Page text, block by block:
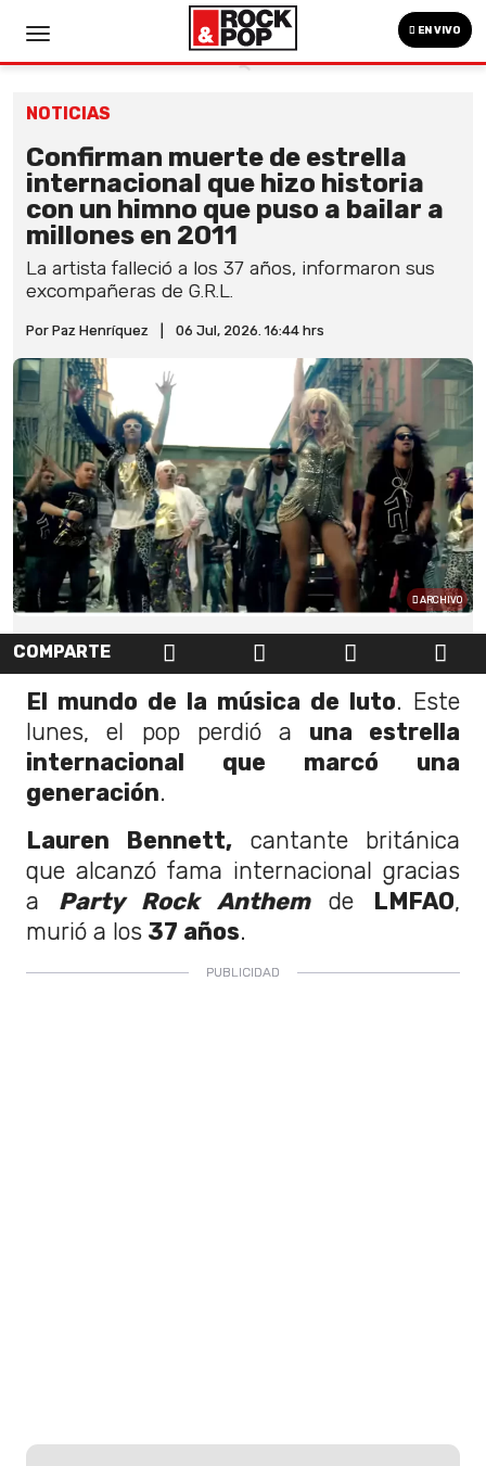
EN VIVO
NOTICIAS
Confirman muerte de estrella
internacional que hizo historia
con un himno que puso a bailar a
millones en 2011
La artista falleció a los 37 años, informaron sus
excompañeras de G.R.L.
Por Paz Henríquez 06 Jul, 2026. 16:44 hrs
ARCHIVO
COMPARTE
El mundo de la música de luto. Este
lunes, el pop perdió a una estrella
internacional que marcó una
generación.
Lauren Bennett, cantante británica
que alcanzó fama internacional gracias
a Party Rock Anthemde LMFAO,
murió a los 37 años.